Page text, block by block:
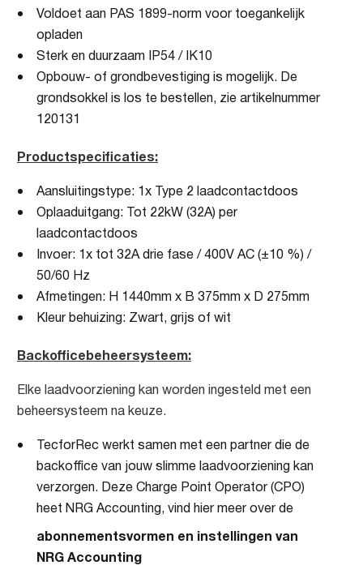
Voldoet aan PAS 1899-norm voor toegankelijk
opladen
Sterk en duurzaam IP54 / IK10
Opbouw- of grondbevestiging is mogelijk. De
grondsokkel is los te bestellen, zie artikelnummer
120131
Productspecificaties:
Aansluitingstype: 1x Type 2 laadcontactdoos
Oplaaduitgang: Tot 22kW (32A) per
laadcontactdoos
Invoer: 1x tot 32A drie fase / 400V AC (±10 %) /
50/60 Hz
Afmetingen: H 1440mm x B 375mm x D 275mm
Kleur behuizing: Zwart, grijs of wit
Backofficebeheersysteem:
Elke laadvoorziening kan worden ingesteld met een
beheersysteem na keuze.
TecforRec werkt samen met een partner die de
backoffice van jouw slimme laadvoorziening kan
verzorgen. Deze Charge Point Operator (CPO)
heet NRG Accounting, vind hier meer over de
abonnementsvormen en instellingen van
NRG Accounting